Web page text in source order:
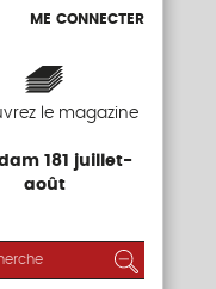
ME CONNECTER
le magazine
181 juillet-
août
ME CONNECTER
: